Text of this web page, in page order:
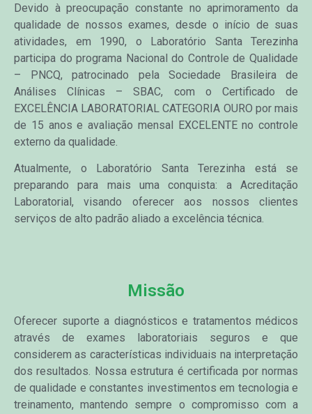
Devido à preocupação constante no aprimoramento da
qualidade de nossos exames, desde o início de suas
atividades, em 1990, o Laboratório Santa Terezinha
participa do programa Nacional do Controle de Qualidade
– PNCQ, patrocinado pela Sociedade Brasileira de
Análises Clínicas – SBAC, com o Certificado de
EXCELÊNCIA LABORATORIAL CATEGORIA OURO por mais
de 15 anos e avaliação mensal EXCELENTE no controle
externo da qualidade.
Atualmente, o Laboratório Santa Terezinha está se
preparando para mais uma conquista: a Acreditação
Laboratorial, visando oferecer aos nossos clientes
serviços de alto padrão aliado a excelência técnica.
Missão
Oferecer suporte a diagnósticos e tratamentos médicos
através de exames laboratoriais seguros e que
considerem as características individuais na interpretação
dos resultados. Nossa estrutura é certificada por normas
de qualidade e constantes investimentos em tecnologia e
treinamento, mantendo sempre o compromisso com a